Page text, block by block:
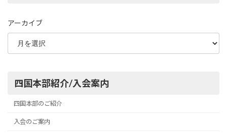
アーカイブ
四国本部紹介/入会案内
四国本部のご紹介
入会のご案内